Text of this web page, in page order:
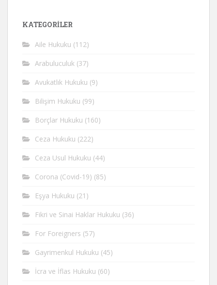
KATEGORİLER
Aile Hukuku (112)
Arabuluculuk (37)
Avukatlık Hukuku (9)
Bilişim Hukuku (99)
Borçlar Hukuku (160)
Ceza Hukuku (222)
Ceza Usul Hukuku (44)
Corona (Covid-19) (85)
Eşya Hukuku (21)
Fikri ve Sinai Haklar Hukuku (36)
For Foreigners (57)
Gayrimenkul Hukuku (45)
İcra ve İflas Hukuku (60)